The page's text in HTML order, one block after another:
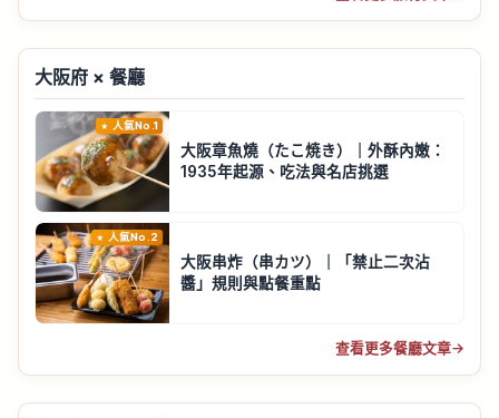
大阪府 × 餐廳
人氣No.1
大阪章魚燒（たこ焼き）｜外酥內嫩：
1935年起源、吃法與名店挑選
人氣No.2
大阪串炸（串カツ）｜「禁止二次沾
醬」規則與點餐重點
查看更多餐廳文章→